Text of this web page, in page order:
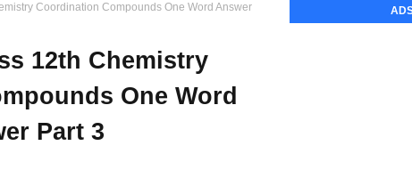
Coordination Compounds One Word Answer
12th Chemistry
One Word
Part 3